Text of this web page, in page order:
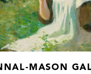
MASON